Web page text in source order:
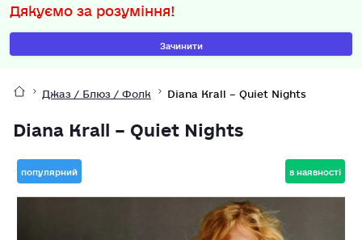
Дякуємо за розуміння!
Зачинити
Джаз / Блюз / Фолк Diana Krall – Quiet Nights
Diana Krall – Quiet Nights
популярний в наявності